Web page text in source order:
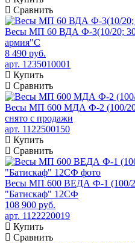
Сравнить
Весы МП 60 ВДА Ф-3(10/20;
армия"C
8 490 руб.
арт. 1235010001
Купить
Сравнить
Весы МП 600 МДА Ф-2 (100/
снято с продажи
арт. 1122500150
Купить
Сравнить
Весы МП 600 ВЕДА Ф-1 (100/
"Батискаф" 12СФ
108 900 руб.
арт. 1122220019
Купить
Сравнить